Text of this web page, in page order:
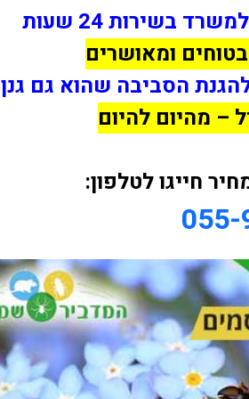
בשירות 24 שעות
ומאושרים
הסביבה שהוא גם גנן
– מהיום להיום
חייגו לטלפון: